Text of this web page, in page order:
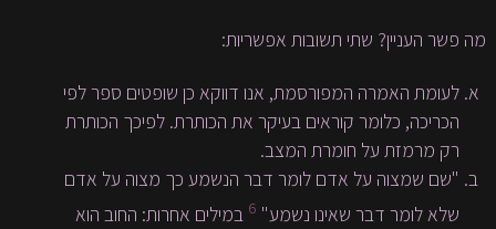
מה פשר העניין? שתי תשובות אפשריות:
לעומת האמרה המפורסמת, אנו דווקא כן שופטים ספר לפי
הכריכה, כלומר קוראים בעיקר את הכותרת. לפיכך הכותרת
רק מרמזת על חומרת המצב.
"שם שמצוה על אדם לומר דבר הנשמע כך מצוה על אדם
שלא לומר דבר שאינו נשמע" 6 במילים אחרות: החוב הוא